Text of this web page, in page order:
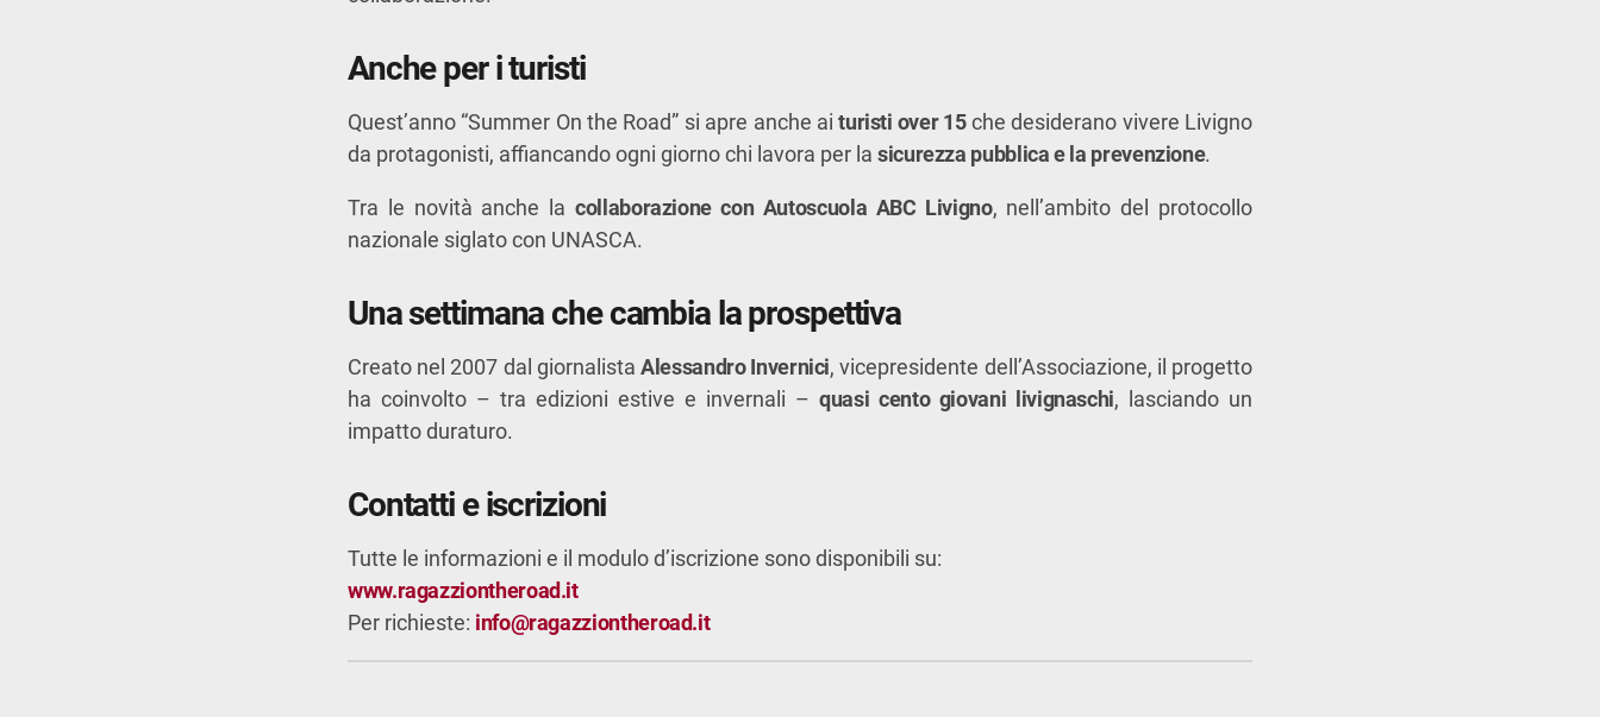
Anche per i turisti
Quest’anno “Summer On the Road” si apre anche aituristi over 15che desiderano vivere Livigno
da protagonisti, affiancando ogni giorno chi lavora per la sicurezza pubblica e la prevenzione.
Tra le novità anche lacollaborazione con Autoscuola ABC Livigno, nell’ambito del protocollo
nazionale siglato con UNASCA.
Una settimana che cambia la prospettiva
Creato nel 2007 dal giornalistaAlessandro Invernici, vicepresidente dell’Associazione, il progetto
ha coinvolto – tra edizioni estive e invernali –quasi cento giovani livignaschi, lasciando un
impatto duraturo.
Contatti e iscrizioni
Tutte le informazioni e il modulo d’iscrizione sono disponibili su:
www.ragazziontheroad.it
Per richieste: info@ragazziontheroad.it